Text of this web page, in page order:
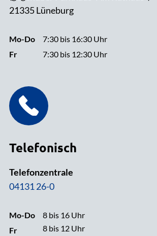
21335 Lüneburg
Mo-Do
Fr
7:30 bis 16:30 Uhr
7:30 bis 12:30 Uhr
Telefonisch
Telefonzentrale
04131 26-0
Mo-Do
Fr
8 bis 16 Uhr
8 bis 12 Uhr